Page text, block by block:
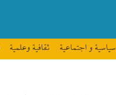
سیاسیة و اجتماعیة ثقافیة وعلمیة